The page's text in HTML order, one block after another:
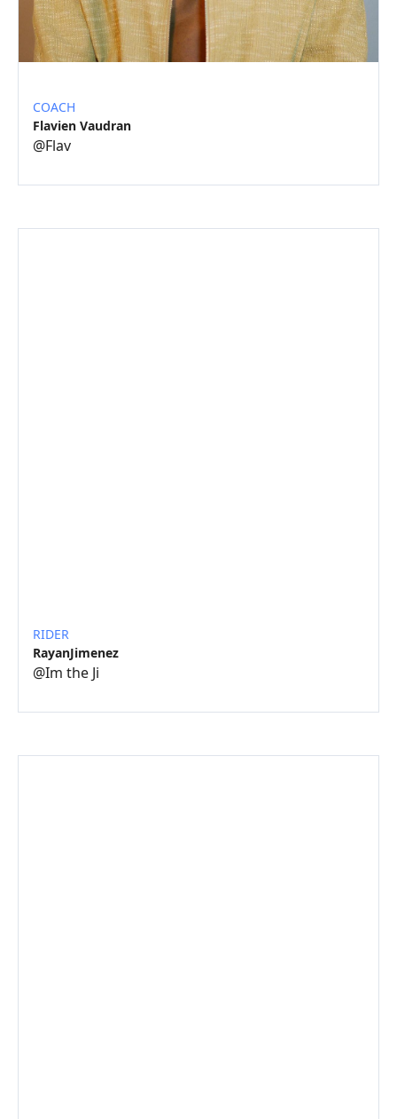
COACH
Flavien Vaudran
@Flav
RIDER
RayanJimenez
@Im the Ji